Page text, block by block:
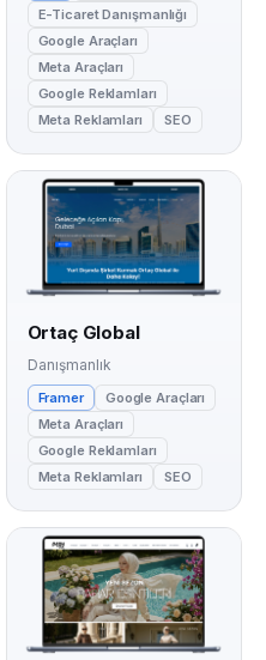
E-Ticaret Danışmanlığı
Google Araçları
Meta Araçları
Google Reklamları
Meta Reklamları
SEO
Ortaç Global
Danışmanlık
Framer
Google Araçları
Meta Araçları
Google Reklamları
Meta Reklamları
SEO